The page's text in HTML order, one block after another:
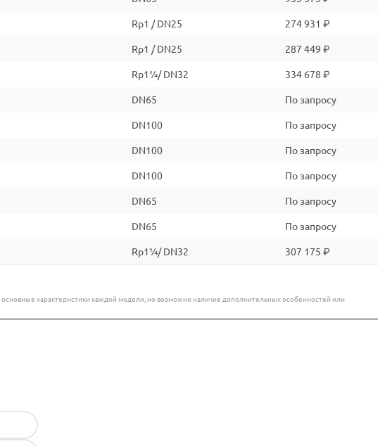
Rp1 / DN25 274 931 ₽
Rp1 / DN25 287 449 ₽
Rp1¼/ DN32 334 678 ₽
DN65 По запросу
DN100 По запросу
DN100 По запросу
DN100 По запросу
DN65 По запросу
DN65 По запросу
Rp1¼/ DN32 307 175 ₽
характеристики каждой модели, но возможно наличие дополнительных особенностей или